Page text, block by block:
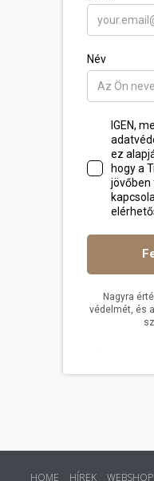
HOME HÍREK WEBSHOP